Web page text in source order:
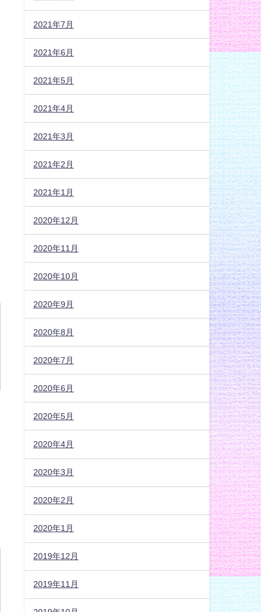
2021年7月
2021年6月
2021年5月
2021年4月
2021年3月
2021年2月
2021年1月
2020年12月
2020年11月
2020年10月
2020年9月
2020年8月
2020年7月
2020年6月
2020年5月
2020年4月
2020年3月
2020年2月
2020年1月
2019年12月
2019年11月